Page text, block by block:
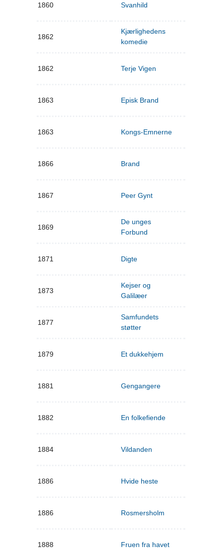
1860 Svanhild
1862
Kjærlighedens
komedie
1862 Terje Vigen
1863 Episk Brand
1863 Kongs-Emnerne
1866 Brand
1867 Peer Gynt
1869
De unges
Forbund
1871 Digte
1873
Kejser og
Galilæer
1877
Samfundets
støtter
1879 Et dukkehjem
1881 Gengangere
1882 En folkefiende
1884 Vildanden
1886 Hvide heste
1886 Rosmersholm
1888 Fruen fra havet